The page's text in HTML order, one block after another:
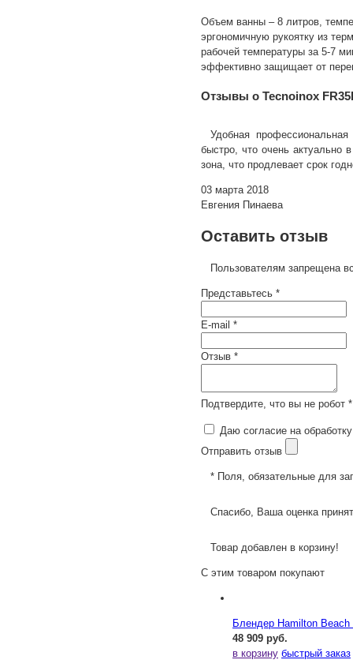
Объем ванны – 8 литров,
эргономичную рукоятку из
рабочей температуры за 5-7
эффективно защищает от
Отзывы о Tecnoinox
Удобная
быстро, что очень актуально
зона, что продлевает срок
03 марта 2018
Евгения Пинаева
Оставить отзыв
Пользователям запрещена
Представьтесь *
E-mail *
Отзыв *
Подтвердите, что вы не робот *
Даю согласие на
Отправить отзыв
* Поля, обязательные для
Спасибо, Ваша оценка
Товар добавлен в корзину!
С этим товаром покупают
Блендер Hamilton Beach
48 909 руб.
в корзину быстрый заказ